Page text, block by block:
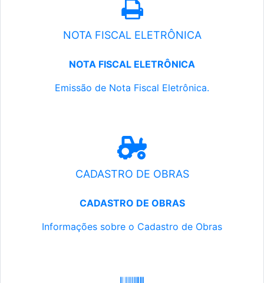
NOTA FISCAL ELETRÔNICA
NOTA FISCAL ELETRÔNICA
Emissão de Nota Fiscal Eletrônica.
CADASTRO DE OBRAS
CADASTRO DE OBRAS
Informações sobre o Cadastro de Obras